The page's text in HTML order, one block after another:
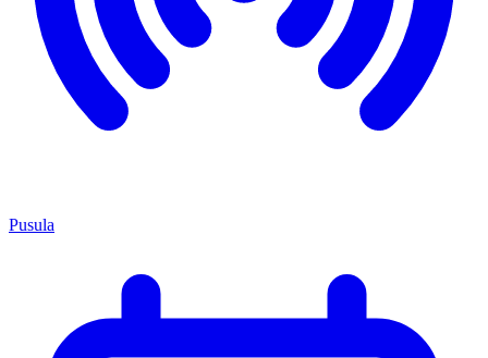
Pusula